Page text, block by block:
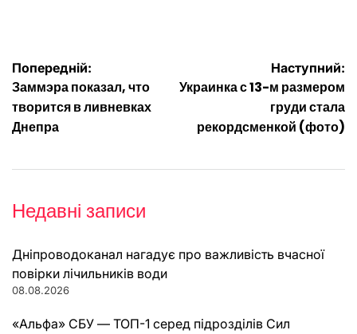
Навігація
записів
Попередній:
Заммэра показал, что
творится в ливневках
Днепра
Наступний:
Украинка с 13-м размером
груди стала
рекордсменкой (фото)
Недавні записи
Дніпроводоканал нагадує про важливість вчасної
повірки лічильників води
08.08.2026
«Альфа» СБУ — ТОП-1 серед підрозділів Сил